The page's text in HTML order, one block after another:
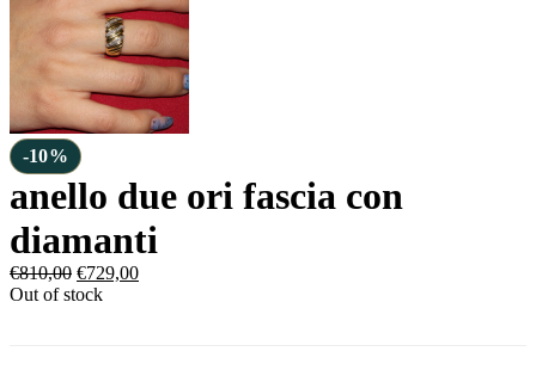
-10%
anello due ori fascia con
diamanti
€810,00 €729,00
Out of stock